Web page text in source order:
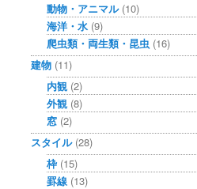
動物・アニマル(10)
海洋・水 (9)
爬虫類・両生類・昆虫 (16)
建物 (11)
内観 (2)
外観 (8)
窓 (2)
スタイル(28)
枠 (15)
罫線 (13)